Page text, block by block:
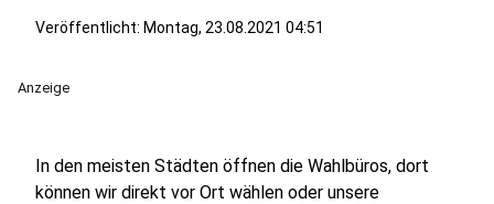
Veröffentlicht: Montag, 23.08.2021 04:51
Anzeige
In den meisten Städten öffnen die Wahlbüros, dort
können wir direkt vor Ort wählen oder unsere